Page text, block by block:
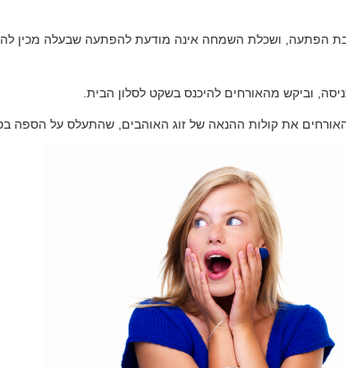
הפתעה, ושכלת השמחה אינה מודעת להפתעה שבעלה מכין
וביקש מהאורחים להיכנס בשקט לסלון הבית.
את קולות ההנאה של זוג האוהבים, שהתעלס על הספה